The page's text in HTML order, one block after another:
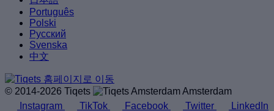
Português
Polski
Русский
Svenska
中文
© 2014-2026 Tiqets
Amsterdam
Instagram
TikTok Facebook Twitter LinkedIn